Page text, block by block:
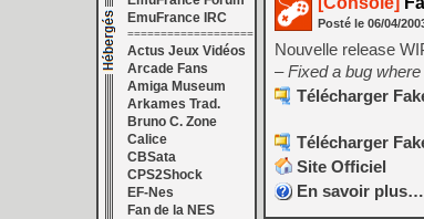
EmuFrance IRC
===================
Actus Jeux Vidéos
Arcade Fans
Amiga Museum
Arkames Trad.
Bruno C. Zone
Calice
CBSata
CPS2Shock
EF-Nes
Fan de la NES
Posté le 06/04/
Nouvelle release
– Fixed a bug
Télécharger
Télécharger
Site Officiel
En savoir plus…